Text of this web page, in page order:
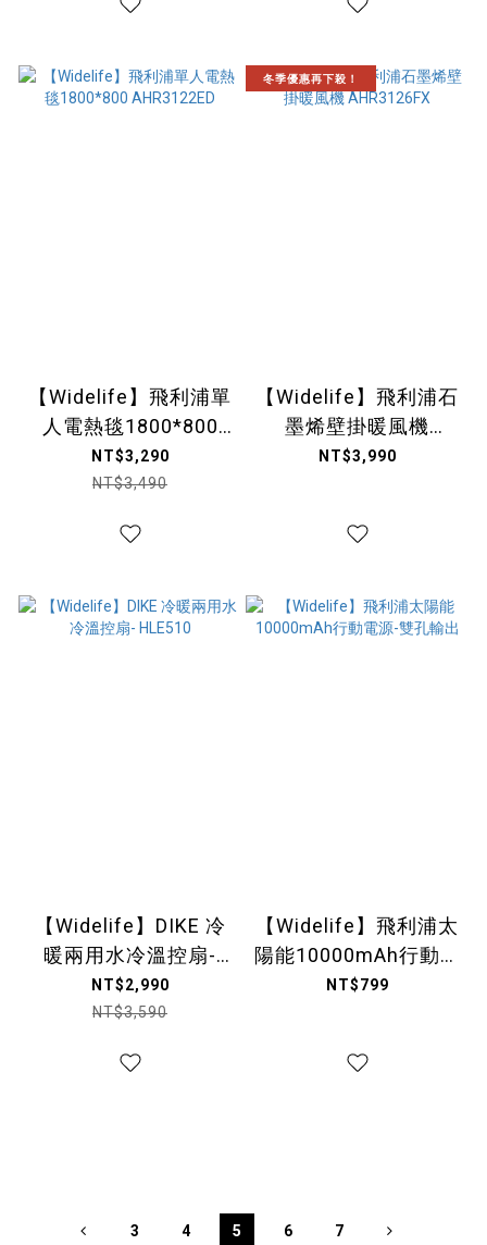
【Widelife】飛利浦單
人電熱毯1800*800
AHR3122ED
NT$3,290
NT$3,490
冬季優惠再下殺！
【Widelife】飛利浦石
墨烯壁掛暖風機
AHR3126FX
NT$3,990
【Widelife】DIKE 冷
暖兩用水冷溫控扇-
HLE510
NT$2,990
NT$3,590
【Widelife】飛利浦太
陽能10000mAh行動電
源-雙孔輸出
NT$799
3 4 5 6 7